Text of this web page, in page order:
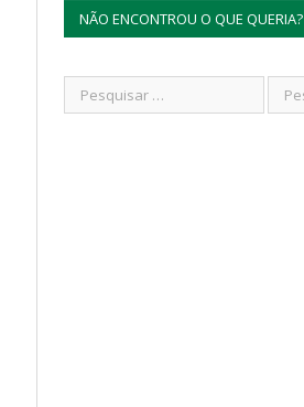
NÃO ENCONTROU O QUE QUERIA?